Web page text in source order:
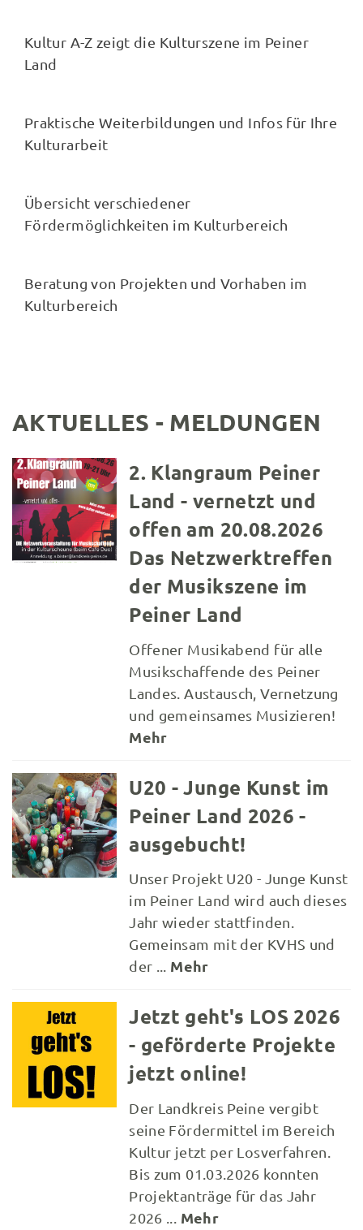
Kultur A-Z zeigt die Kulturszene im Peiner
Land
Praktische Weiterbildungen und Infos für Ihre
Kulturarbeit
Übersicht verschiedener
Fördermöglichkeiten im Kulturbereich
Beratung von Projekten und Vorhaben im
Kulturbereich
AKTUELLES - MELDUNGEN
2. Klangraum Peiner
Land - vernetzt und
offen am 20.08.2026
Das Netzwerktreffen
der Musikszene im
Peiner Land
Offener Musikabend für alle
Musikschaffende des Peiner
Landes. Austausch, Vernetzung
und gemeinsames Musizieren!
Mehr
U20 - Junge Kunst im
Peiner Land 2026 -
ausgebucht!
Unser Projekt U20 - Junge Kunst
im Peiner Land wird auch dieses
Jahr wieder stattfinden.
Gemeinsam mit der KVHS und
der ... Mehr
Jetzt geht's LOS 2026
- geförderte Projekte
jetzt online!
Der Landkreis Peine vergibt
seine Fördermittel im Bereich
Kultur jetzt per Losverfahren.
Bis zum 01.03.2026 konnten
Projektanträge für das Jahr
2026 ... Mehr